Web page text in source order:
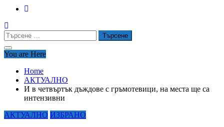
Търсене
за:
You are Here
Home
АКТУАЛНО
И в четвъртък дъждове с гръмотевици, на места ще са
интензивни
АКТУАЛНО ИЗБРАНО